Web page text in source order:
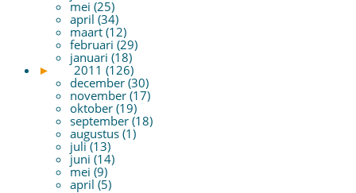
mei (25)
april (34)
maart (12)
februari (29)
januari (18)
►
2011 (126)
december (30)
november (17)
oktober (19)
september (18)
augustus (1)
juli (13)
juni (14)
mei (9)
april (5)